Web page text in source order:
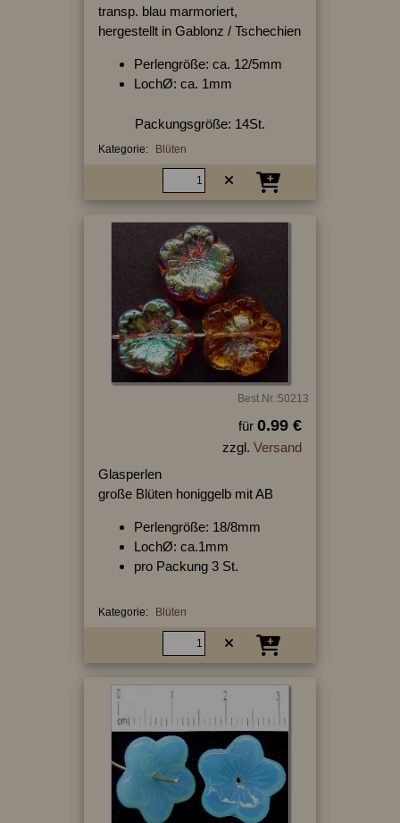
transp. blau marmoriert,
hergestellt in Gablonz / Tschechien
Perlengröße: ca. 12/5mm
LochØ: ca. 1mm
Packungsgröße: 14St.
Kategorie: Blüten
Best.Nr.:50213
für 0.99 €
zzgl. Versand
Glasperlen
große Blüten honiggelb mit AB
Perlengröße: 18/8mm
LochØ: ca.1mm
pro Packung 3 St.
Kategorie: Blüten